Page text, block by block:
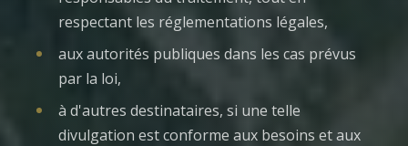
respectant les réglementations légales,
aux autorités publiques dans les cas prévus
par la loi,
à d'autres destinataires, si une telle
divulgation est conforme aux besoins et aux